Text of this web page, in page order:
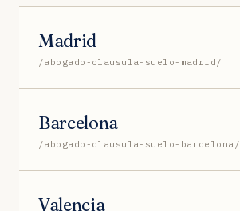
Madrid
/abogado-clausula-suelo-madrid/
Barcelona
/abogado-clausula-suelo-barcelona/
Valencia